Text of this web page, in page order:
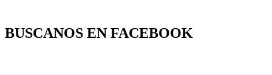
BUSCANOS EN FACEBOOK